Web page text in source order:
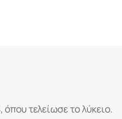
τελείωσε το λύκειο.